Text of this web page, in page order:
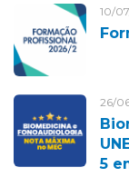
10/
26/
5